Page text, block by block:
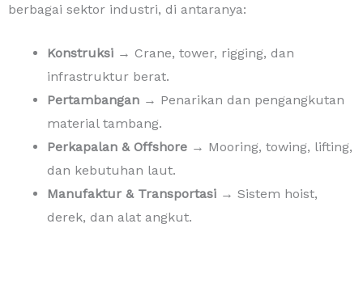
berbagai sektor industri, di antaranya:
Konstruksi → Crane, tower, rigging, dan
infrastruktur berat.
Pertambangan → Penarikan dan pengangkutan
material tambang.
Perkapalan & Offshore → Mooring, towing, lifting,
dan kebutuhan laut.
Manufaktur & Transportasi → Sistem hoist,
derek, dan alat angkut.